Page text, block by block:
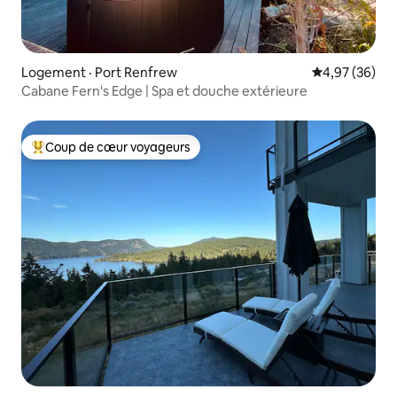
Logement · Port Renfrew Note
4,97 (36)
Cabane Fern's Edge | Spa et douche extérieure
Coup de cœur voyageurs parmi les plus aimés
Coup de cœur voyageurs